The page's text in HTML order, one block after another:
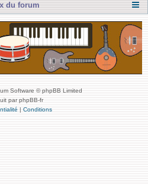
du forum
Software © phpBB Limited
par phpBB-fr
| Conditions